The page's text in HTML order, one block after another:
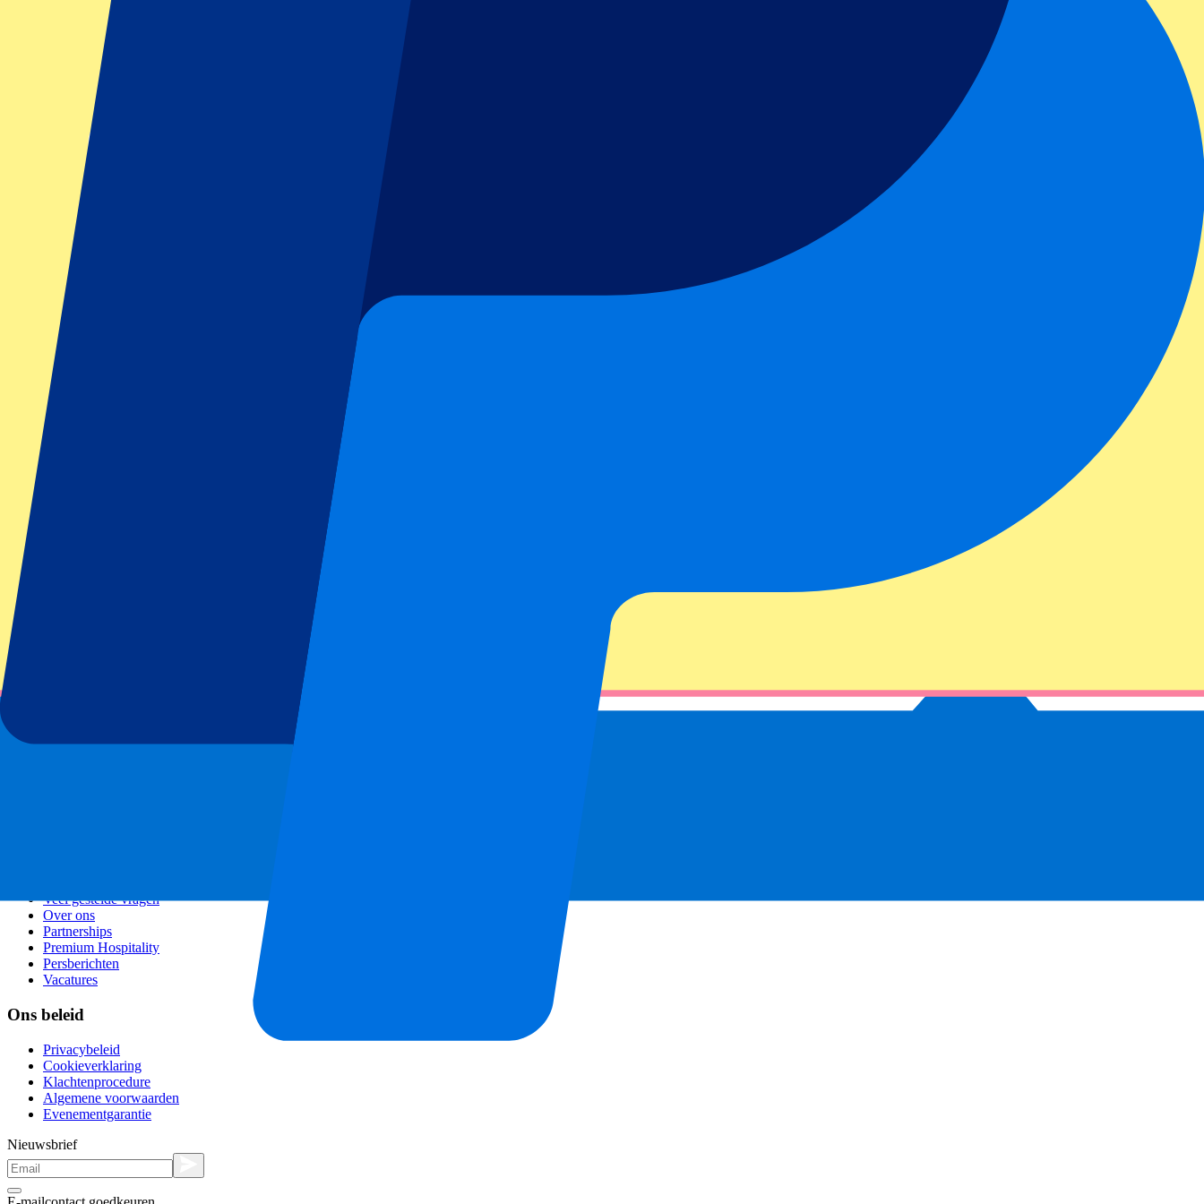
Footer menu
Liverpool
Manchester United
Manchester City
FC Barcelona
Real Madrid
Napoli
AC Milan
Populaire events
GP Spanje
GP Nederland
GP Italië
GP Singapore
Six Nations
Alle sporten
Voetbalcompetities
Alle concerten
Veel gestelde vragen
Over ons
Partnerships
Premium Hospitality
Persberichten
Vacatures
Ons beleid
Privacybeleid
Cookieverklaring
Klachtenprocedure
Algemene voorwaarden
Evenementgarantie
Nieuwsbrief